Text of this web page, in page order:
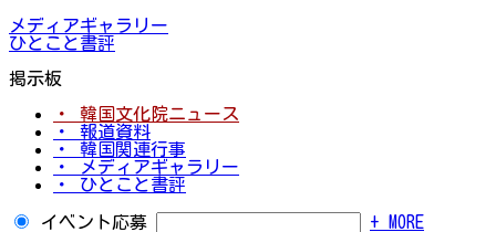
メディアギャラリー
ひとこと書評
掲示板
・ 韓国文化院ニュース
・ 報道資料
・ 韓国関連行事
・ メディアギャラリー
・ ひとこと書評
イベント応募 + MORE